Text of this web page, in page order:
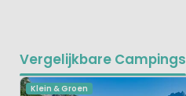
Vergelijkbare Campings
Klein & Groen